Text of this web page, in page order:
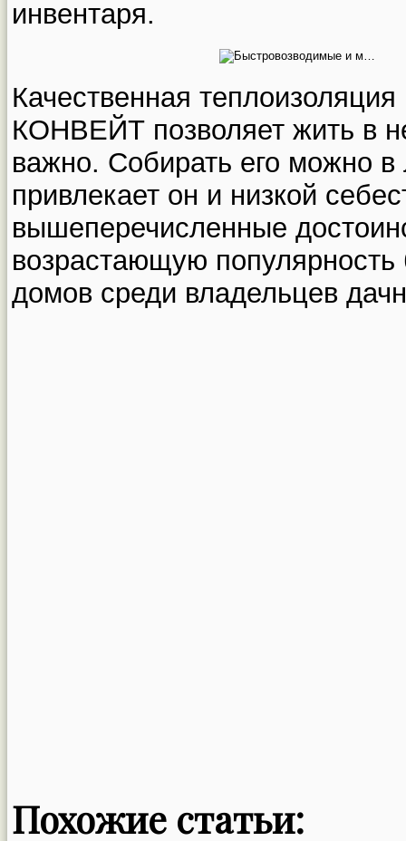
инвентаря.
Качественная
КОНВЕЙТ позволяет жить в
важно. Собирать его можно
привлекает он и низкой
вышеперечисленные
возрастающую
домов среди владельцев
Похожие статьи: